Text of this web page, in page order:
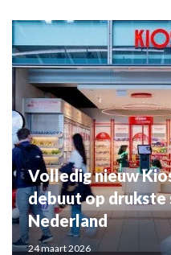
Volledig nieuw
debuut op drukste
Nederland
24 maart 2026